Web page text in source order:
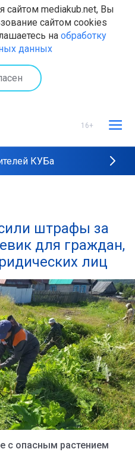
сайтом mediakub.net, Вы
сайтом cookies
на обработку
данных
16+
КУБа
штрафы за
для граждан,
лиц
с опасным растением